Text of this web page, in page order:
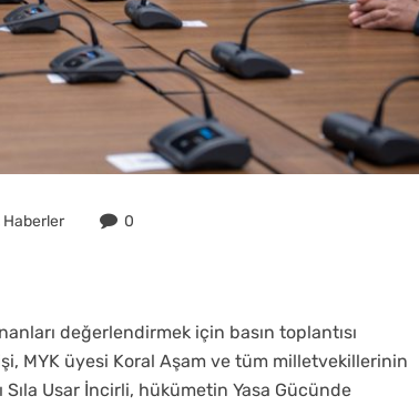
Haberler 0
değerlendirmek için basın toplantısı
MYK üyesi Koral Aşam ve tüm milletvekillerinin
Sıla Usar İncirli, hükümetin Yasa Gücünde